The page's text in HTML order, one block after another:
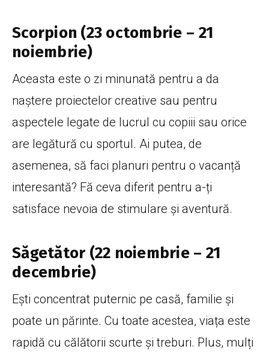
Scorpion (23 octombrie – 21
noiembrie)
Aceasta este o zi minunată pentru a da
naștere proiectelor creative sau pentru
aspectele legate de lucrul cu copiii sau orice
are legătură cu sportul. Ai putea, de
asemenea, să faci planuri pentru o vacanță
interesantă? Fă ceva diferit pentru a-ți
satisface nevoia de stimulare și aventură.
Săgetător (22 noiembrie – 21
decembrie)
Ești concentrat puternic pe casă, familie și
poate un părinte. Cu toate acestea, viața este
rapidă cu călătorii scurte și treburi. Plus, mulți